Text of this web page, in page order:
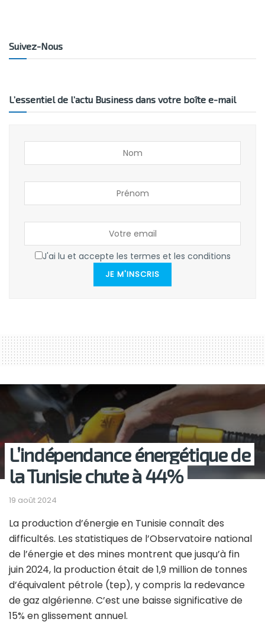
Suivez-Nous
L’essentiel de l’actu Business dans votre boîte e-mail
J'ai lu et accepte les termes et les conditions
JE M'INSCRIS
L’indépendance énergétique de
la Tunisie chute à 44%
19 août 2024
La production d’énergie en Tunisie connaît des
difficultés. Les statistiques de l’Observatoire national
de l’énergie et des mines montrent que jusqu’à fin
juin 2024, la production était de 1,9 million de tonnes
d’équivalent pétrole (tep), y compris la redevance
de gaz algérienne. C’est une baisse significative de
15% en glissement annuel.